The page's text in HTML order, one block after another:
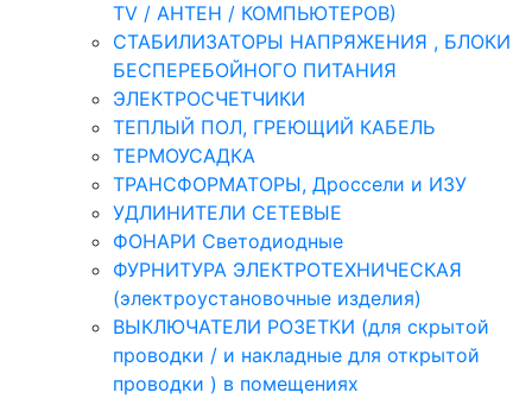
TV / АНТЕН / КОМПЬЮТЕРОВ)
СТАБИЛИЗАТОРЫ НАПРЯЖЕНИЯ , БЛОКИ
БЕСПЕРЕБОЙНОГО ПИТАНИЯ
ЭЛЕКТРОСЧЕТЧИКИ
ТЕПЛЫЙ ПОЛ, ГРЕЮЩИЙ КАБЕЛЬ
ТЕРМОУСАДКА
ТРАНСФОРМАТОРЫ, Дроссели и ИЗУ
УДЛИНИТЕЛИ СЕТЕВЫЕ
ФОНАРИ Светодиодные
ФУРНИТУРА ЭЛЕКТРОТЕХНИЧЕСКАЯ
(электроустановочные изделия)
ВЫКЛЮЧАТЕЛИ РОЗЕТКИ (для скрытой
проводки / и накладные для открытой
проводки ) в помещениях